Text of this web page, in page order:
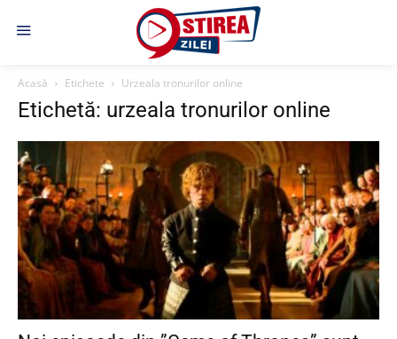
Acasă Etichete Urzeala tronurilor online
Etichetă: urzeala tronurilor online